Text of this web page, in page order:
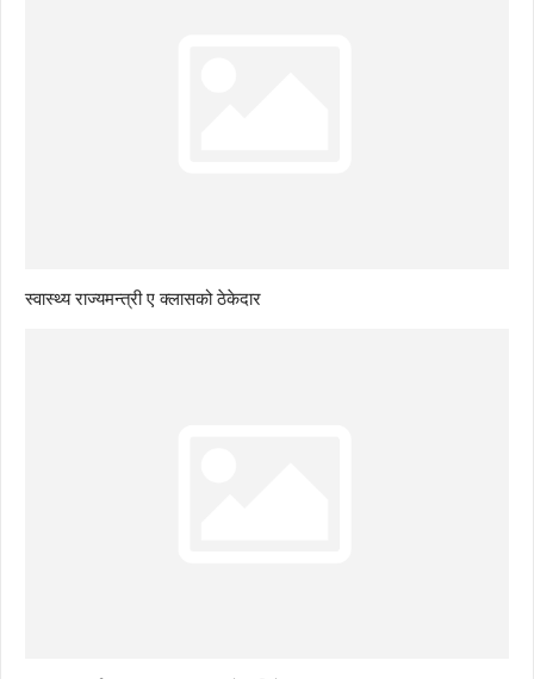
स्वास्थ्य राज्यमन्त्री ए क्लासको ठेकेदार